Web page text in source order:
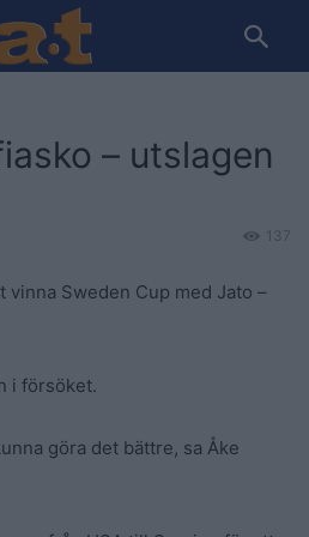
– utslagen
137
vinna Sweden Cup med Jato –
i försöket.
göra det bättre, sa Åke